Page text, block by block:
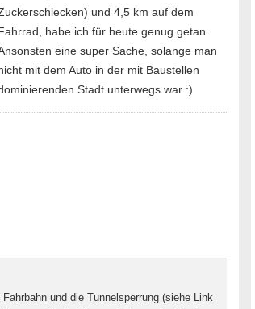
und 4,5 km auf dem
habe ich für heute genug getan.
eine super Sache, solange man
mit dem Auto in der mit Baustellen
Stadt unterwegs war :)
und die Tunnelsperrung (siehe Link